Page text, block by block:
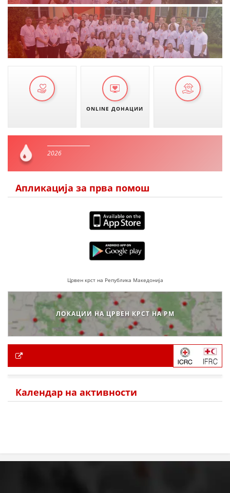
ONLINE ДОНАЦИИ
2026
Апликација за прва помош
Црвен крст на Република Македонија
ЛОКАЦИИ НА ЦРВЕН КРСТ НА РМ
Календар на активности